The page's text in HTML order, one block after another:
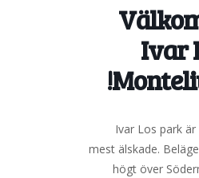
Ivar
Ivar Los park
mest älskade.
högt över